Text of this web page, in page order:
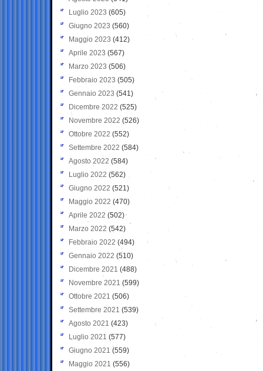
Luglio 2023 (605)
Giugno 2023 (560)
Maggio 2023 (412)
Aprile 2023 (567)
Marzo 2023 (506)
Febbraio 2023 (505)
Gennaio 2023 (541)
Dicembre 2022 (525)
Novembre 2022 (526)
Ottobre 2022 (552)
Settembre 2022 (584)
Agosto 2022 (584)
Luglio 2022 (562)
Giugno 2022 (521)
Maggio 2022 (470)
Aprile 2022 (502)
Marzo 2022 (542)
Febbraio 2022 (494)
Gennaio 2022 (510)
Dicembre 2021 (488)
Novembre 2021 (599)
Ottobre 2021 (506)
Settembre 2021 (539)
Agosto 2021 (423)
Luglio 2021 (577)
Giugno 2021(559)
Maggio 2021 (556)